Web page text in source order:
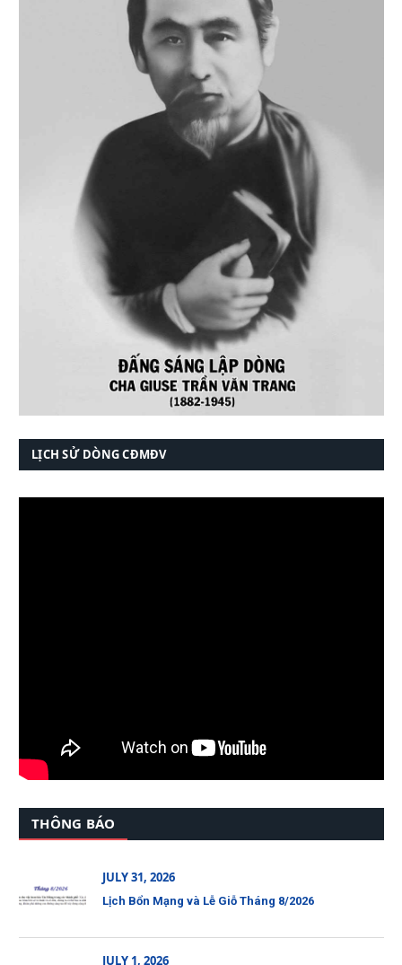
LỊCH SỬ DÒNG CĐMĐV
THÔNG BÁO
JULY 31, 2026
Lịch Bổn Mạng và Lễ Giỗ Tháng 8/2026
JULY 1, 2026